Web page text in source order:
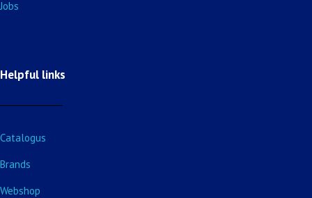
Jobs
Helpful links
Catalogus
Brands
Webshop